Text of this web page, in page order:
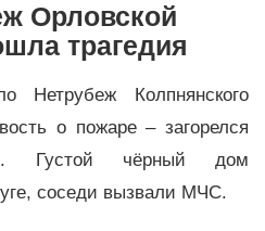
Орловской
трагедия
Нетрубеж Колпнянского
о пожаре – загорелся
Густой чёрный дом
соседи вызвали МЧС.